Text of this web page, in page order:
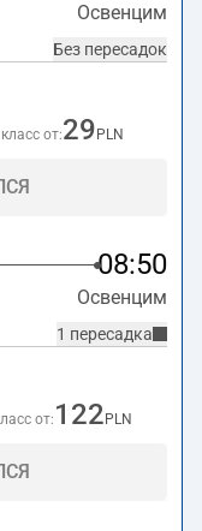
Освенцим
Без пересадок
от:29 PLN
08:50
Освенцим
1 пересадка
от: 122 PLN